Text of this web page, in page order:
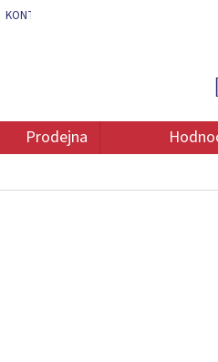
KONTAKT OCHRANA OSOBNÍCH
Prodejna